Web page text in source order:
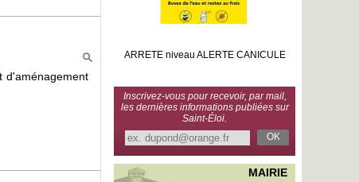
d'aménagement
ARRETE niveau ALERTE CANICULE
Inscrivez-vous pour recevoir, par mail,
les dernières informations publiées sur
Saint-Éloi.
OK
MAIRIE